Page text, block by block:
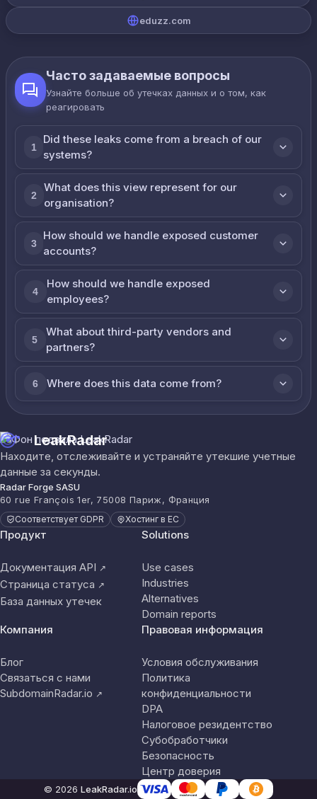
eduzz.com
Часто задаваемые вопросы
Узнайте больше об утечках данных и о том, как
реагировать
1
Did these leaks come from a breach of our
systems?
2
What does this view represent for our
organisation?
3
How should we handle exposed customer
accounts?
4
How should we handle exposed
employees?
5
What about third-party vendors and
partners?
6 Where does this data come from?
LeakRadar
Находите, отслеживайте и устраняйте утекшие учетные
данные за секунды.
Radar Forge SASU
60 rue François 1er, 75008 Париж, Франция
Соответствует GDPR Хостинг в ЕС
Продукт
Документация API ↗
Страница статуса ↗
База данных утечек
Solutions
Use cases
Industries
Alternatives
Domain reports
Компания
Блог
Связаться с нами
SubdomainRadar.io ↗
Правовая информация
Условия обслуживания
Политика
конфиденциальности
DPA
Налоговое резидентство
Субобработчики
Безопасность
Центр доверия
© 2026 LeakRadar.io